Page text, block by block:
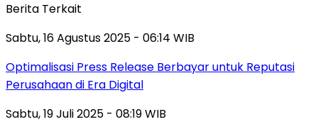
Berita Terkait
Sabtu, 16 Agustus 2025 - 06:14 WIB
Optimalisasi Press Release Berbayar untuk Reputasi
Perusahaan di Era Digital
Sabtu, 19 Juli 2025 - 08:19 WIB